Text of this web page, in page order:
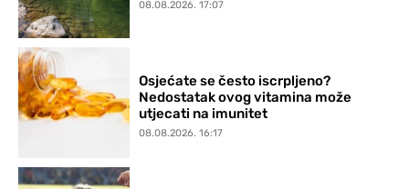
08.08.2026. 17:07
Osjećate se često iscrpljeno?
Nedostatak ovog vitamina može
utjecati na imunitet
08.08.2026. 16:17